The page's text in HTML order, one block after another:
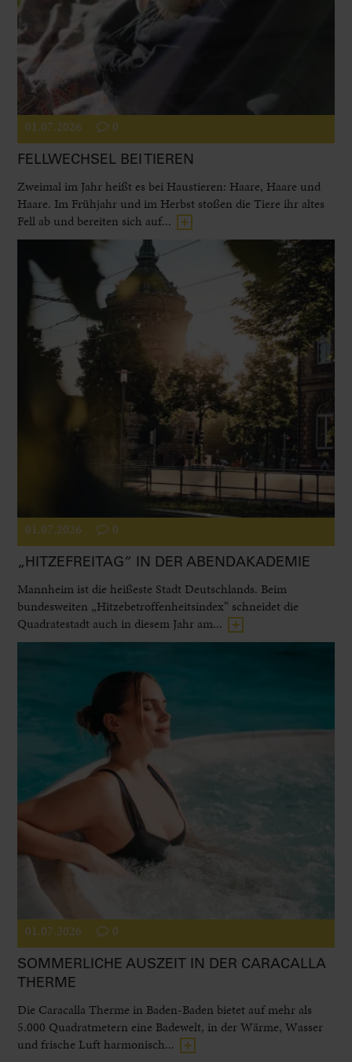
01.07.2026 0
FELLWECHSEL BEI TIEREN
Zweimal im Jahr heißt es bei Haustieren: Haare, Haare und
Haare. Im Frühjahr und im Herbst stoßen die Tiere ihr altes
Fell ab und bereiten sich auf...
01.07.2026 0
„HITZEFREITAG“ IN DER ABENDAKADEMIE
Mannheim ist die heißeste Stadt Deutschlands. Beim
bundesweiten „Hitzebetroffenheitsindex“ schneidet die
Quadratestadt auch in diesem Jahr am...
01.07.2026 0
SOMMERLICHE AUSZEIT IN DER CARACALLA
THERME
Die Caracalla Therme in Baden-Baden bietet auf mehr als
5.000 Quadratmetern eine Badewelt, in der Wärme, Wasser
und frische Luft harmonisch...